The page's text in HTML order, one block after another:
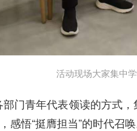
活动现场大家集中
部门青年代表领读的方式，
悟“挺膺担当”的时代召唤